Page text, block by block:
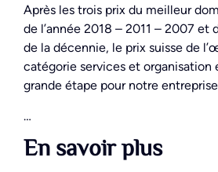
Après les trois prix du meilleur
de l’année 2018 – 2011 – 2007 et
de la décennie, le prix suisse de
catégorie services et organisation
grande étape pour notre
…
En savoir plus